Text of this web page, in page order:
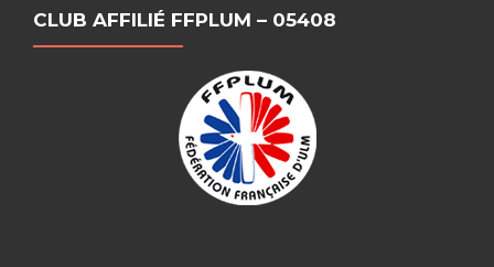
CLUB AFFILIÉ FFPLUM – 05408